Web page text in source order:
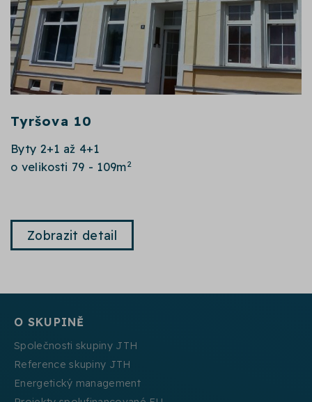
Tyršova 10
Byty 2+1 až 4+1
o velikosti 79 - 109m2
Zobrazit detail
O SKUPINĚ
Společnosti skupiny JTH
Reference skupiny JTH
Energetický management